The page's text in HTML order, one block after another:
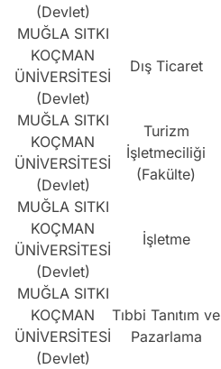
(Devlet)
MUĞLA SITKI
KOÇMAN
ÜNİVERSİTESİ
(Devlet)
Dış Ticaret
MUĞLA SITKI
KOÇMAN
ÜNİVERSİTESİ
(Devlet)
Turizm
İşletmeciliği
(Fakülte)
MUĞLA SITKI
KOÇMAN
ÜNİVERSİTESİ
(Devlet)
İşletme
MUĞLA SITKI
KOÇMAN
ÜNİVERSİTESİ
(Devlet)
Tıbbi Tanıtım ve
Pazarlama